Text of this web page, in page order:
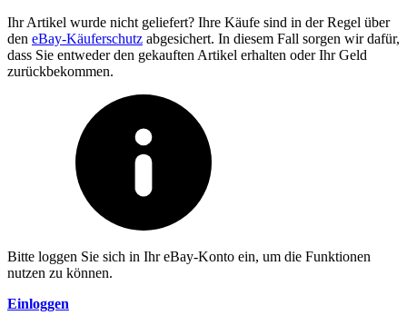
Ihr Artikel wurde nicht geliefert? Ihre Käufe sind in der Regel über
den eBay-Käuferschutz abgesichert. In diesem Fall sorgen wir dafür,
dass Sie entweder den gekauften Artikel erhalten oder Ihr Geld
zurückbekommen.
Bitte loggen Sie sich in Ihr eBay-Konto ein, um die Funktionen
nutzen zu können.
Einloggen